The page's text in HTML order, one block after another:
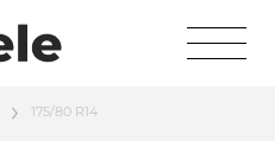
175/80 R14